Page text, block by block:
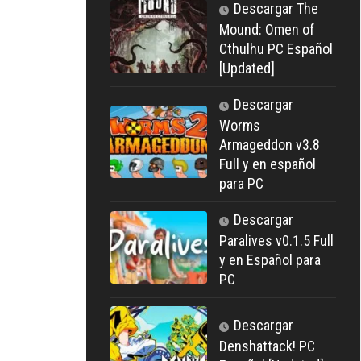
Descargar The
Mound: Omen of
Cthulhu PC Español
[Updated]
Descargar
Worms
Armageddon v3.8
Full y en español
para PC
Descargar
Paralives v0.1.5 Full
y en Español para
PC
Descargar
Denshattack! PC